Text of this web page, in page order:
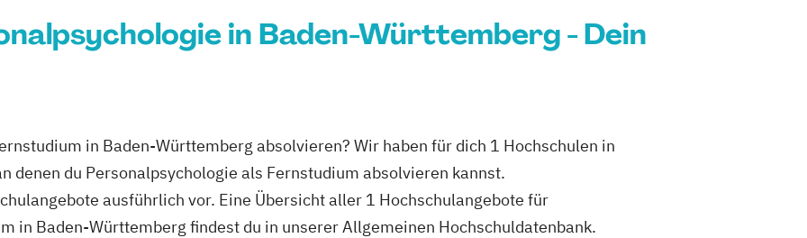
in Baden-Württemberg - Dein
in Baden-Württemberg absolvieren? Wir haben für dich 1 Hochschulen in
denen du Personalpsychologie als Fernstudium absolvieren kannst.
ausführlich vor. Eine Übersicht aller 1 Hochschulangebote für
in Baden-Württemberg findest du in unserer Allgemeinen Hochschuldatenbank.